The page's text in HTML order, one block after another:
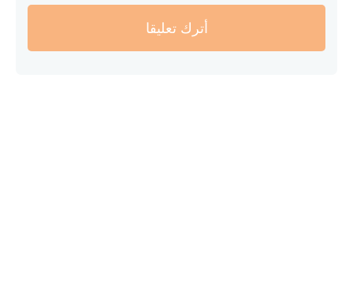
أترك تعليقا